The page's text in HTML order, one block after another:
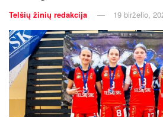
Telšių žinių redakcija 19 birželio,